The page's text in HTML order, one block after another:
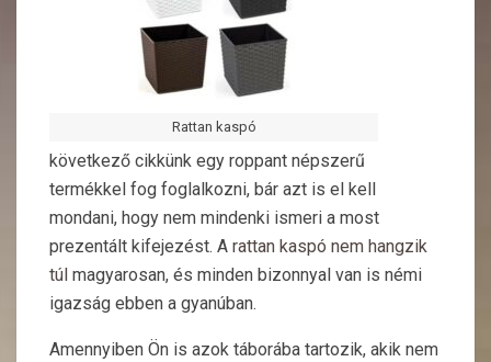
Rattan kaspó
következő cikkünk egy roppant népszerű
termékkel fog foglalkozni, bár azt is el kell
mondani, hogy nem mindenki ismeri a most
prezentált kifejezést. A rattan kaspó nem hangzik
túl magyarosan, és minden bizonnyal van is némi
igazság ebben a gyanúban.
Amennyiben Ön is azok táborába tartozik, akik nem